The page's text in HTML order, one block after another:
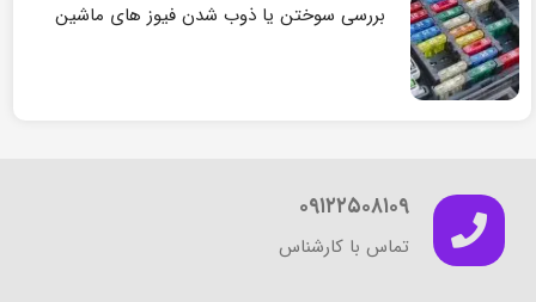
بررسی سوختن یا ذوب شدن فیوز های ماشین
۰۹۱۲۲۵۰۸۱۰۹
تماس با کارشناس